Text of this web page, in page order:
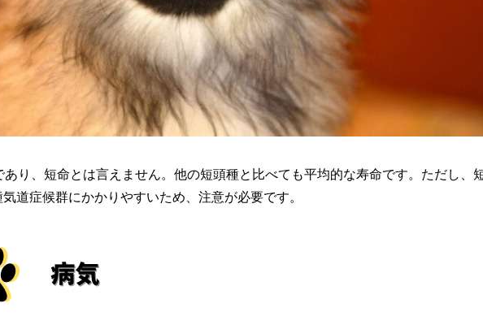
り、短命とは言えません。他の短頭種と比べても平均的な寿命です。ただし、
道症候群にかかりやすいため、注意が必要です。